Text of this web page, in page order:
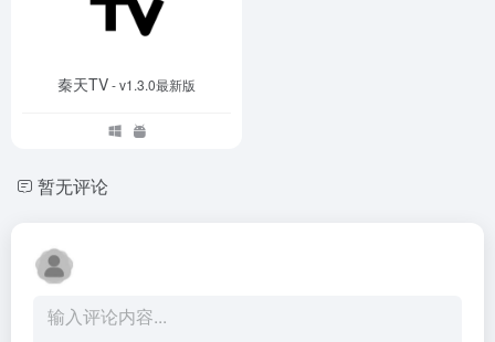
秦天TV- v1.3.0最新版
暂无评论